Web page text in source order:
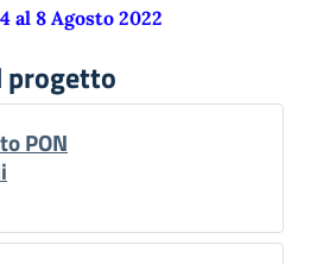
al 8 Agosto 2022
progetto
PON